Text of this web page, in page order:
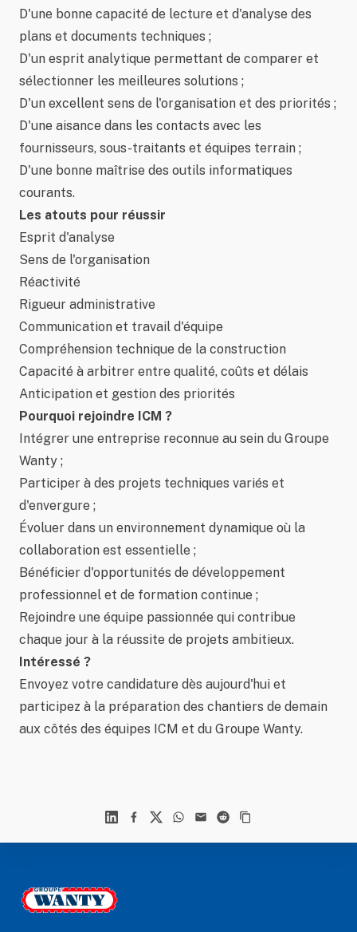
D'une bonne capacité de lecture et d'analyse des
plans et documents techniques ;
D'un esprit analytique permettant de comparer et
sélectionner les meilleures solutions ;
D'un excellent sens de l'organisation et des priorités ;
D'une aisance dans les contacts avec les
fournisseurs, sous-traitants et équipes terrain ;
D'une bonne maîtrise des outils informatiques
courants.
Les atouts pour réussir
Esprit d'analyse
Sens de l'organisation
Réactivité
Rigueur administrative
Communication et travail d'équipe
Compréhension technique de la construction
Capacité à arbitrer entre qualité, coûts et délais
Anticipation et gestion des priorités
Pourquoi rejoindre ICM ?
Intégrer une entreprise reconnue au sein du Groupe
Wanty ;
Participer à des projets techniques variés et
d'envergure ;
Évoluer dans un environnement dynamique où la
collaboration est essentielle ;
Bénéficier d'opportunités de développement
professionnel et de formation continue ;
Rejoindre une équipe passionnée qui contribue
chaque jour à la réussite de projets ambitieux.
Intéressé ?
Envoyez votre candidature dès aujourd'hui et
participez à la préparation des chantiers de demain
aux côtés des équipes ICM et du Groupe Wanty.
LinkedinFacebook
X WhatsApp
MailReddit
Le Groupe Wanty